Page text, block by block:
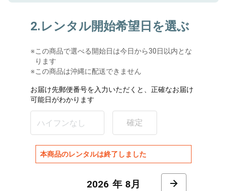
2.レンタル開始希望日を選ぶ
※この商品で選べる開始日は今日から30日以内とな
ります
※この商品は沖縄に配送できません
お届け先郵便番号を入力いただくと、正確なお届け
可能日がわかります
確定
本商品のレンタルは終了しました
8月